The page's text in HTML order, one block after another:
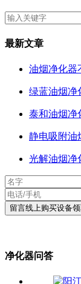
最新文章
油烟净化器
绿蓝油烟净
泰和油烟净
静电吸附油
光解油烟净
净化器问答